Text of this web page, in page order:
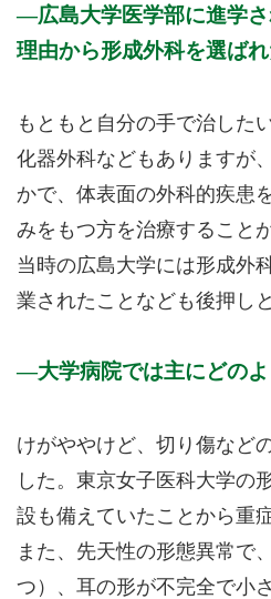
広島大学医学部に進学
理由から形成外科を選ば
もともと自分の手で治した
化器外科などもありますが
かで、体表面の外科的疾患
みをもつ方を治療すること
当時の広島大学には形成外
業されたことなども後押し
大学病院では主にどの
けがややけど、切り傷など
した。東京女子医科大学の
設も備えていたことから重
また、先天性の形態異常で
つ）、耳の形が不完全で小